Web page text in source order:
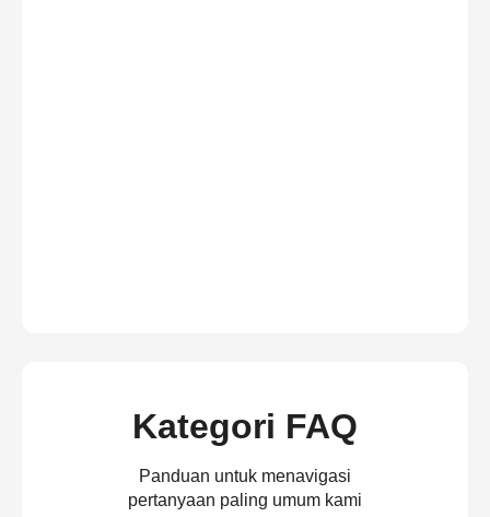
Kategori FAQ
Panduan untuk menavigasi
pertanyaan paling umum kami